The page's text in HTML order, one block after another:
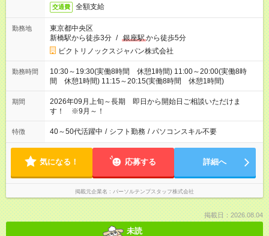
交通費 全額支給
勤務地
東京都中央区
新橋駅から徒歩3分 / 銀座駅から徒歩5分
ビクトリノックスジャパン株式会社
勤務時間
10:30～19:30(実働8時間 休憩1時間) 11:00～20:00(実働8時
間 休憩1時間) 11:15～20:15(実働8時間 休憩1時間)
期間
2026年09月上旬～長期 即日から開始日ご相談いただけま
す！ ※9月～！
特徴 40～50代活躍中 / シフト勤務 / パソコンスキル不要
気になる！ 応募する 詳細へ
掲載元企業名 パーソルテンプスタッフ株式会社
掲載日：2026.08.04
未読